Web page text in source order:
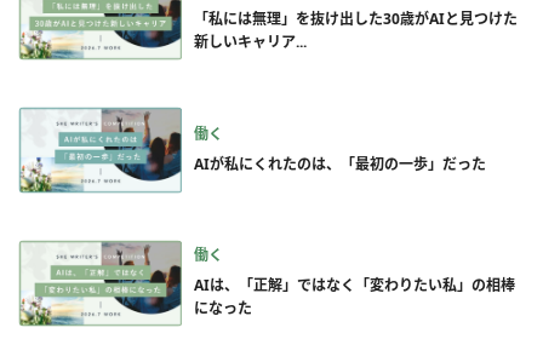
「私には無理」を抜け出した30歳がAIと見つけた
新しいキャリア...
働く
AIが私にくれたのは、「最初の一歩」だった
働く
AIは、「正解」ではなく「変わりたい私」の相棒
になった